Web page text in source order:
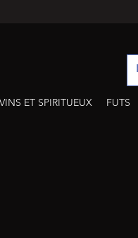
VINS ET SPIRITUEUX FUTS